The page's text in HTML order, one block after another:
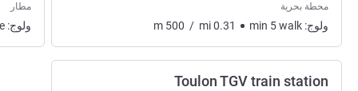
محطة بحرية
ولوج: m 500 / mi0.31 min 5walk
Toulon TGV train station
مطار
ولوج: